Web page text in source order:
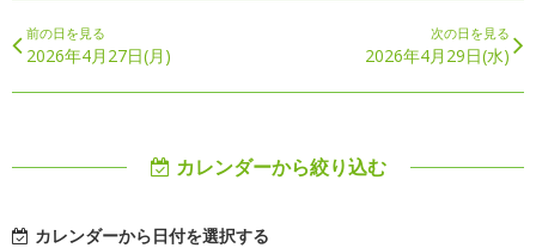
前の日を見る
2026年4月27日(月)
次の日を見る
2026年4月29日(水)
カレンダーから絞り込む
カレンダーから日付を選択する